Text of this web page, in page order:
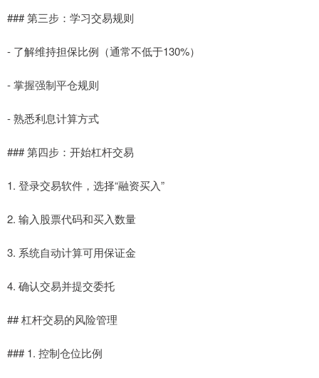
### 第三步：学习交易规则
- 了解维持担保比例（通常不低于130%）
- 掌握强制平仓规则
- 熟悉利息计算方式
### 第四步：开始杠杆交易
1. 登录交易软件，选择“融资买入”
2. 输入股票代码和买入数量
3. 系统自动计算可用保证金
4. 确认交易并提交委托
## 杠杆交易的风险管理
### 1. 控制仓位比例